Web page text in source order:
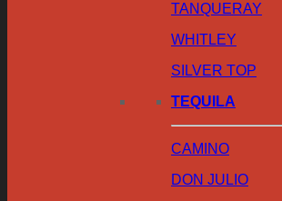
TANQUERAY
WHITLEY
SILVER TOP
TEQUILA
CAMINO
DON JULIO